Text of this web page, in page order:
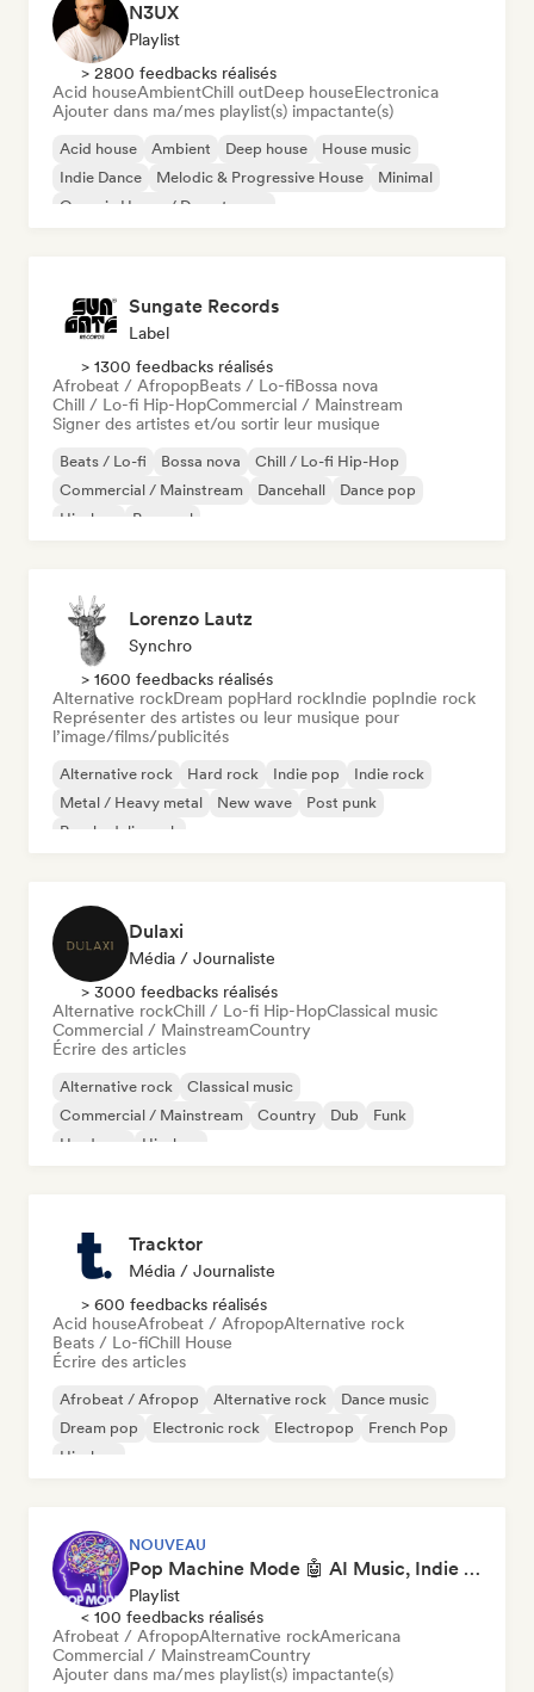
N3UX
Playlist
> 2800 feedbacks réalisés
Acid houseAmbientChill outDeep houseElectronica
Ajouter dans ma/mes playlist(s) impactante(s)
Acid house Ambient Deep house
House music
Indie Dance
Melodic & Progressive House
Minimal
Organic House / Downtempo
Sungate Records
Label
> 1300 feedbacks réalisés
Afrobeat / AfropopBeats / Lo-fiBossa nova
Chill / Lo-fi Hip-HopCommercial / Mainstream
Signer des artistes et/ou sortir leur musique
Beats / Lo-fi Bossa nova
Chill / Lo-fi Hip-Hop
Commercial / Mainstream
Dancehall
Dance pop
Hip-hop
Pop soul
Lorenzo Lautz
Synchro
> 1600 feedbacks réalisés
Alternative rockDream popHard rockIndie popIndie rock
Représenter des artistes ou leur musique pour
l’image/films/publicités
Alternative rock Hard rock Indie pop
Indie rock
Metal / Heavy metal
New wave
Post punk
Psychedelic rock
Dulaxi
Média / Journaliste
> 3000 feedbacks réalisés
Alternative rockChill / Lo-fi Hip-HopClassical music
Commercial / MainstreamCountry
Écrire des articles
Alternative rock
Classical music
Commercial / Mainstream
Country Dub
Funk
Hardcore
Hip-hop
Tracktor
Média / Journaliste
> 600 feedbacks réalisés
Acid houseAfrobeat / AfropopAlternative rock
Beats / Lo-fiChill House
Écrire des articles
Afrobeat / Afropop Alternative rock
Dance music
Dream pop
Electronic rock Electropop
French Pop
Hip-hop
NOUVEAU
Pop Machine Mode 🤖 AI Music, Indie Pop & Dream Pop
Playlist
< 100 feedbacks réalisés
Afrobeat / AfropopAlternative rockAmericana
Commercial / MainstreamCountry
Ajouter dans ma/mes playlist(s) impactante(s)